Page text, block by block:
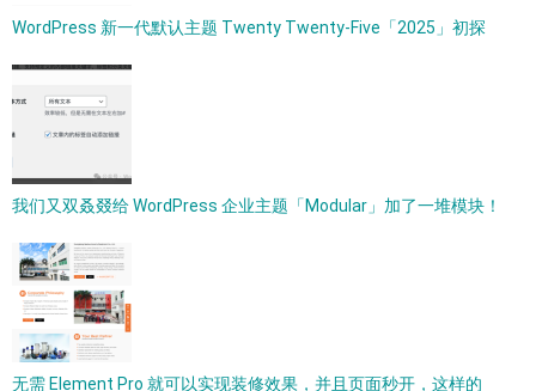
WordPress 新一代默认主题 Twenty Twenty-Five「2025」初探
我们又双叒叕给 WordPress 企业主题「Modular」加了一堆模块！
无需 Element Pro 就可以实现装修效果，并且页面秒开，这样的